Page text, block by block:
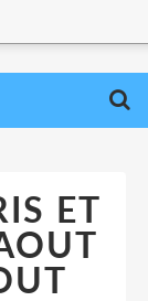
ET